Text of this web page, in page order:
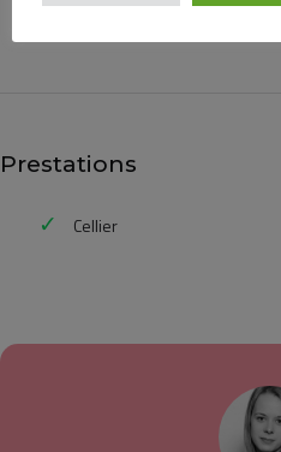
Prestations
Cellier